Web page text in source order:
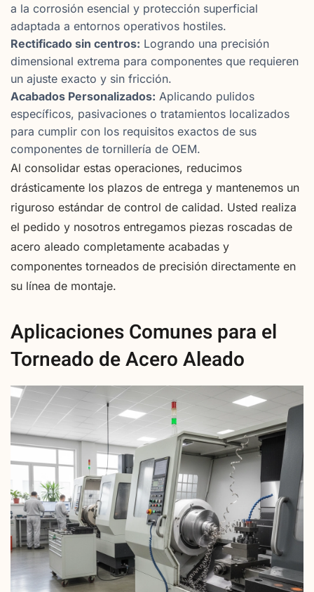
a la corrosión esencial y protección superficial
adaptada a entornos operativos hostiles.
Rectificado sin centros: Logrando una precisión
dimensional extrema para componentes que requieren
un ajuste exacto y sin fricción.
Acabados Personalizados: Aplicando pulidos
específicos, pasivaciones o tratamientos localizados
para cumplir con los requisitos exactos de sus
componentes de tornillería de OEM.
Al consolidar estas operaciones, reducimos
drásticamente los plazos de entrega y mantenemos un
riguroso estándar de control de calidad. Usted realiza
el pedido y nosotros entregamos piezas roscadas de
acero aleado completamente acabadas y
componentes torneados de precisión directamente en
su línea de montaje.
Aplicaciones Comunes para el
Torneado de Acero Aleado